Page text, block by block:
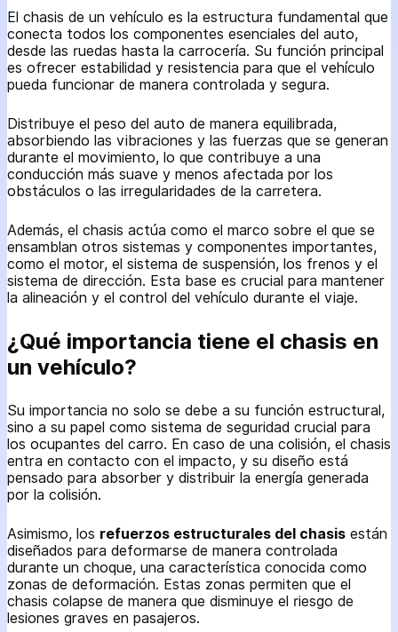
El chasis de un vehículo es la estructura fundamental que
conecta todos los componentes esenciales del auto,
desde las ruedas hasta la carrocería. Su función principal
es ofrecer estabilidad y resistencia para que el vehículo
pueda funcionar de manera controlada y segura.
Distribuye el peso del auto de manera equilibrada,
absorbiendo las vibraciones y las fuerzas que se generan
durante el movimiento, lo que contribuye a una
conducción más suave y menos afectada por los
obstáculos o las irregularidades de la carretera.
Además, el chasis actúa como el marco sobre el que se
ensamblan otros sistemas y componentes importantes,
como el motor, el sistema de suspensión, los frenos y el
sistema de dirección. Esta base es crucial para mantener
la alineación y el control del vehículo durante el viaje.
¿Qué importancia tiene el chasis en
un vehículo?
Su importancia no solo se debe a su función estructural,
sino a su papel como sistema de seguridad crucial para
los ocupantes del carro. En caso de una colisión, el chasis
entra en contacto con el impacto, y su diseño está
pensado para absorber y distribuir la energía generada
por la colisión.
Asimismo, los refuerzos estructurales del chasis están
diseñados para deformarse de manera controlada
durante un choque, una característica conocida como
zonas de deformación. Estas zonas permiten que el
chasis colapse de manera que disminuye el riesgo de
lesiones graves en pasajeros.